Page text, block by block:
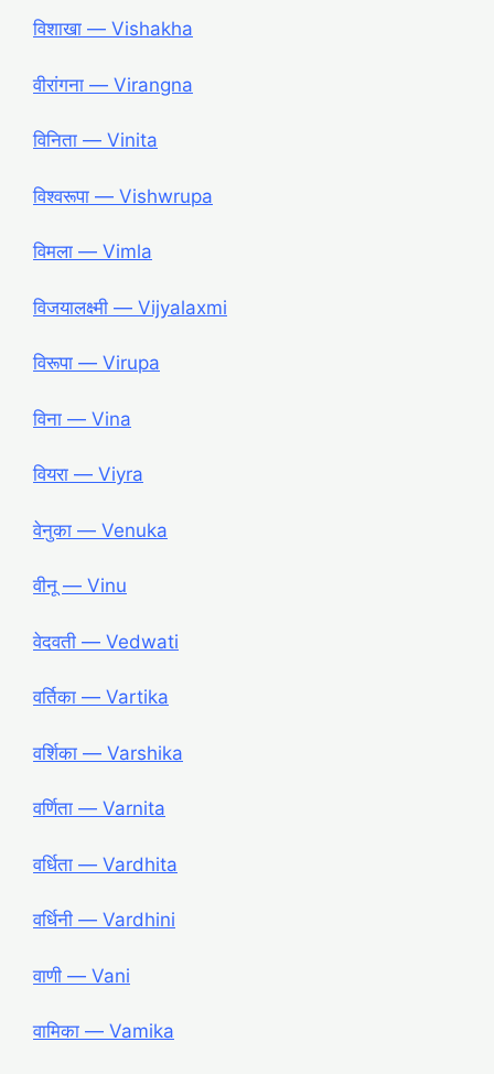
विशाखा ― Vishakha
वीरांगना ― Virangna
विनिता ― Vinita
विश्वरूपा ― Vishwrupa
विमला ― Vimla
विजयालक्ष्मी ― Vijyalaxmi
विरूपा ― Virupa
विना ― Vina
वियरा ― Viyra
वेनुका ― Venuka
वीनू ― Vinu
वेदवती ― Vedwati
वर्तिका ― Vartika
वर्शिका ― Varshika
वर्णिता ― Varnita
वर्धिता ― Vardhita
वर्धिनी ― Vardhini
वाणी ― Vani
वामिका ― Vamika